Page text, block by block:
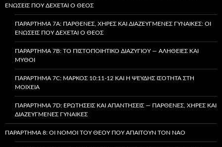
ΕΝΏΣΕΙΣ ΠΟΥ ΔΈΧΕΤΑΙ Ο ΘΕΌΣ
ΠΑΡΆΡΤΗΜΑ 7A: ΠΑΡΘΈΝΕΣ, ΧΉΡΕΣ ΚΑΙ ΔΙΑΖΕΥΓΜΈΝΕΣ ΓΥΝΑΊΚΕΣ: ΟΙ
ΕΝΏΣΕΙΣ ΠΟΥ ΔΈΧΕΤΑΙ Ο ΘΕΌΣ
ΠΑΡΆΡΤΗΜΑ 7B: ΤΟ ΠΙΣΤΟΠΟΙΗΤΙΚΌ ΔΙΑΖΥΓΊΟΥ — ΑΛΉΘΕΙΕΣ ΚΑΙ
ΜΎΘΟΙ
ΠΑΡΆΡΤΗΜΑ 7C: ΜΆΡΚΟΣ 10:11-12 ΚΑΙ Η ΨΕΥΔΉΣ ΙΣΌΤΗΤΑ ΣΤΗ
ΜΟΙΧΕΊΑ
ΠΑΡΆΡΤΗΜΑ 7D: ΕΡΩΤΉΣΕΙΣ ΚΑΙ ΑΠΑΝΤΉΣΕΙΣ — ΠΑΡΘΈΝΕΣ, ΧΉΡΕΣ ΚΑΙ
ΔΙΑΖΕΥΓΜΈΝΕΣ ΓΥΝΑΊΚΕΣ
ΠΑΡΆΡΤΗΜΑ 8: ΟΙ ΝΌΜΟΙ ΤΟΥ ΘΕΟΎ ΠΟΥ ΑΠΑΙΤΟΎΝ ΤΟΝ ΝΑΌ